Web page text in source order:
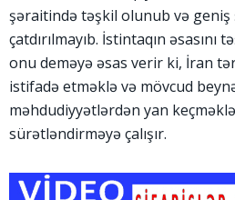
şəraitində təşkil olunub və geniş
çatdırılmayıb. İstintaqın
onu deməyə əsas verir ki, İran
istifadə etməklə və mövcud
məhdudiyyətlərdən yan
sürətləndirməyə çalışır.